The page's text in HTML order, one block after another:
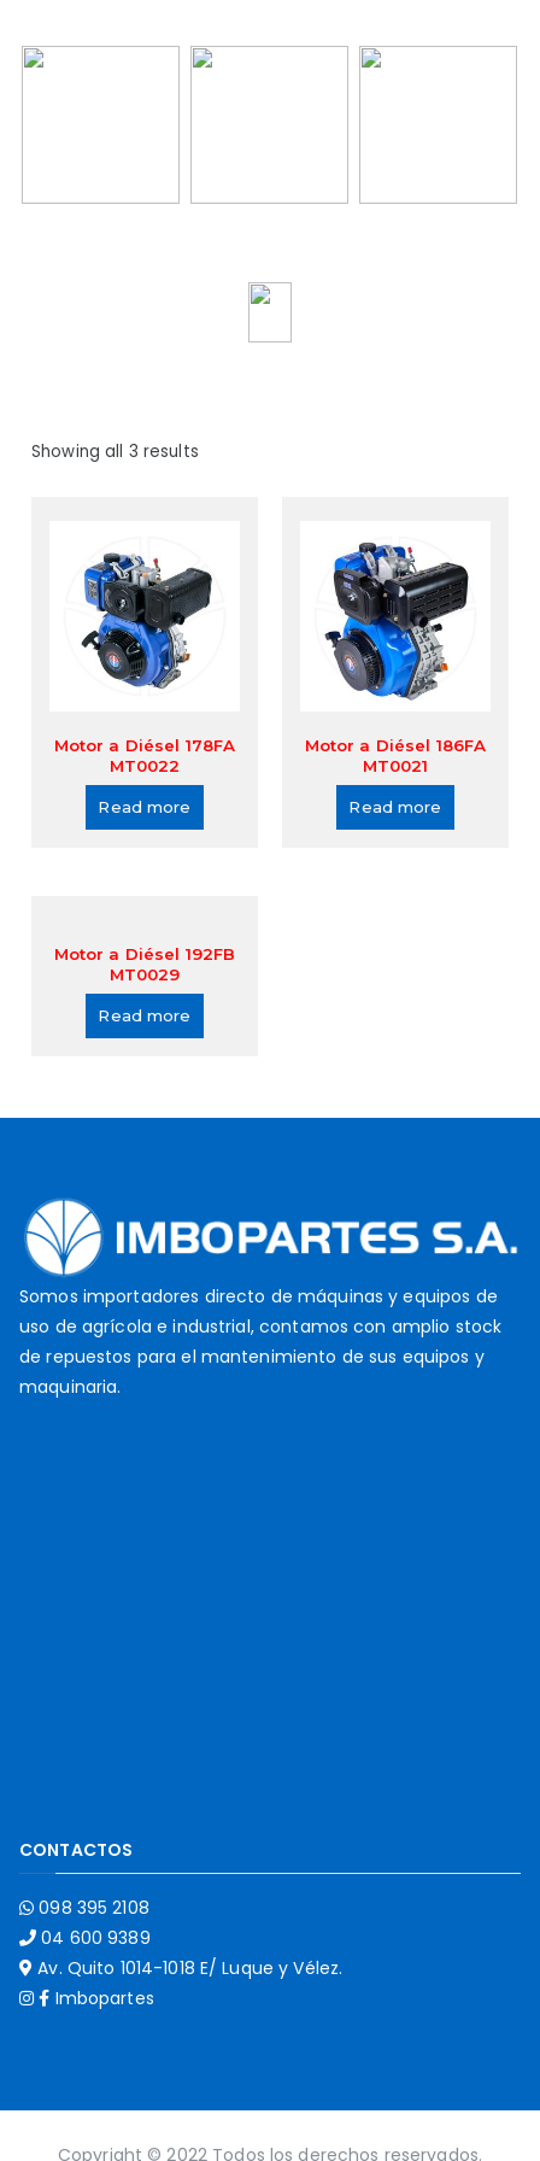
Showing all 3 results
Motor a Diésel 178FA
MT0022
Read more
Motor a Diésel 186FA
MT0021
Read more
Motor a Diésel 192FB
MT0029
Read more
Somos importadores directo de máquinas y equipos de
uso de agrícola e industrial, contamos con amplio stock
de repuestos para el mantenimiento de sus equipos y
maquinaria.
CONTACTOS
098 395 2108
04 600 9389
Av. Quito 1014-1018 E/ Luque y Vélez.
Imbopartes
Copyright © 2022 Todos los derechos reservados.